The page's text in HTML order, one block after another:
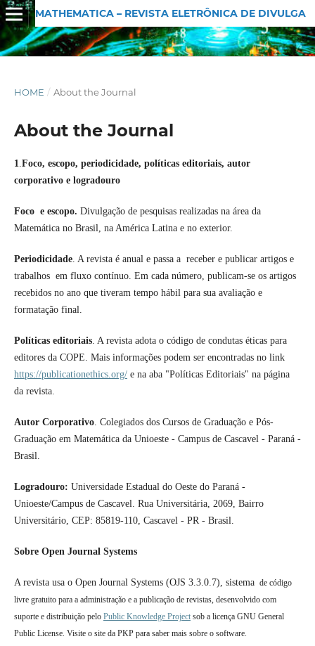
MATHEMATICA – REVISTA ELETRÔNICA DE DIVULGAÇÃO MATEMÁTICA
HOME / About the Journal
About the Journal
1.Foco, escopo, periodicidade, políticas editoriais, autor
corporativo e logradouro
Foco e escopo. Divulgação de pesquisas realizadas na área da
Matemática no Brasil, na América Latina e no exterior.
Periodicidade. A revista é anual e passa a receber e publicar artigos e
trabalhos em fluxo contínuo. Em cada número, publicam-se os artigos
recebidos no ano que tiveram tempo hábil para sua avaliação e
formatação final.
Políticas editoriais. A revista adota o código de condutas éticas para
editores da COPE. Mais informações podem ser encontradas no link
https://publicationethics.org/e na aba "Políticas Editoriais" na página
da revista.
Autor Corporativo. Colegiados dos Cursos de Graduação e Pós-
Graduação em Matemática da Unioeste - Campus de Cascavel - Paraná -
Brasil.
Logradouro: Universidade Estadual do Oeste do Paraná -
Unioeste/Campus de Cascavel. Rua Universitária, 2069, Bairro
Universitário, CEP: 85819-110, Cascavel - PR - Brasil.
Sobre Open Journal Systems
A revista usa o Open Journal Systems (OJS 3.3.0.7), sistema de código
livre gratuito para a administração e a publicação de revistas, desenvolvido com
suporte e distribuição pelo Public Knowledge Projectsob a licença GNU General
Public License. Visite o site da PKP para saber mais sobre o software.